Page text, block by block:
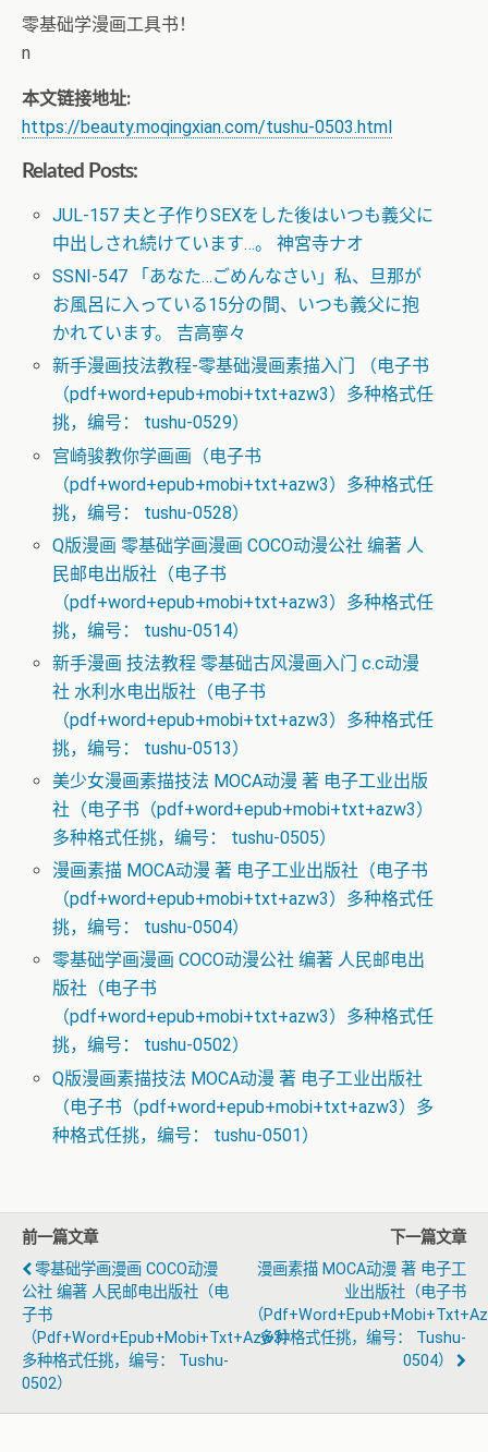
零基础学漫画工具书！
n
本文链接地址:
https://beauty.moqingxian.com/tushu-0503.html
Related Posts:
JUL-157 夫と子作りSEXをした後はいつも義父に
中出しされ続けています…。 神宮寺ナオ
SSNI-547 「あなた…ごめんなさい」私、旦那が
お風呂に入っている15分の間、いつも義父に抱
かれています。 吉高寧々
新手漫画技法教程-零基础漫画素描入门 （电子书
（pdf+word+epub+mobi+txt+azw3）多种格式任
挑，编号： tushu-0529）
宫崎骏教你学画画（电子书
（pdf+word+epub+mobi+txt+azw3）多种格式任
挑，编号： tushu-0528）
Q版漫画 零基础学画漫画 COCO动漫公社 编著 人
民邮电出版社（电子书
（pdf+word+epub+mobi+txt+azw3）多种格式任
挑，编号： tushu-0514）
新手漫画 技法教程 零基础古风漫画入门 c.c动漫
社 水利水电出版社（电子书
（pdf+word+epub+mobi+txt+azw3）多种格式任
挑，编号： tushu-0513）
美少女漫画素描技法 MOCA动漫 著 电子工业出版
社（电子书（pdf+word+epub+mobi+txt+azw3）
多种格式任挑，编号： tushu-0505）
漫画素描 MOCA动漫 著 电子工业出版社（电子书
（pdf+word+epub+mobi+txt+azw3）多种格式任
挑，编号： tushu-0504）
零基础学画漫画 COCO动漫公社 编著 人民邮电出
版社（电子书
（pdf+word+epub+mobi+txt+azw3）多种格式任
挑，编号： tushu-0502）
Q版漫画素描技法 MOCA动漫 著 电子工业出版社
（电子书（pdf+word+epub+mobi+txt+azw3）多
种格式任挑，编号： tushu-0501）
前一篇文章
零基础学画漫画 COCO动漫
公社 编著 人民邮电出版社（电
子书
（pdf+word+epub+mobi+txt+azw3）
多种格式任挑，编号： Tushu-
0502）
下一篇文章
漫画素描 MOCA动漫 著 电子工
业出版社（电子书
（
多种格式任挑，编号： Tushu-
0504）